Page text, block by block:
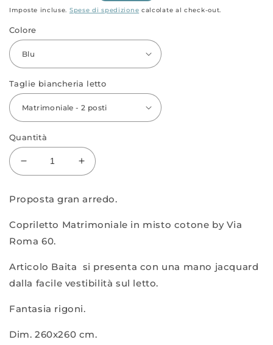
di
scontato
Imposte incluse. Spese di spedizione calcolate al check-out.
Colore
Taglie biancheria letto
Quantità
Diminuisci
quantità
Copriletto
Baita
Aumenta
quantità
Copriletto
Baita
Proposta gran arredo.
Copriletto Matrimoniale in misto cotone by Via
Roma 60.
Articolo Baita si presenta con una mano jacquard
dalla facile vestibilità sul letto.
Fantasia rigoni.
Dim. 260x260 cm.